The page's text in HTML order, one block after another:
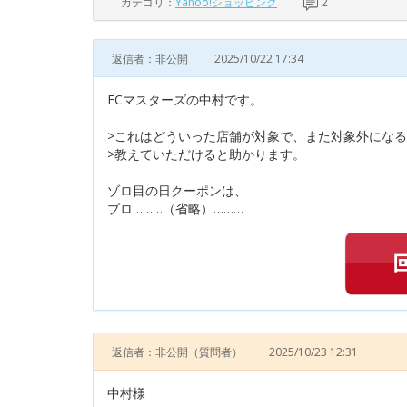
返信者：非公開 2025/10/22 17:34
ECマスターズの中村です。
>これはどういった店舗が対象で、また対象外にな
>教えていただけると助かります。
ゾロ目の日クーポンは、
プロ………（省略）………
返信者：非公開 （質問者） 2025/10/23 12:31
中村様